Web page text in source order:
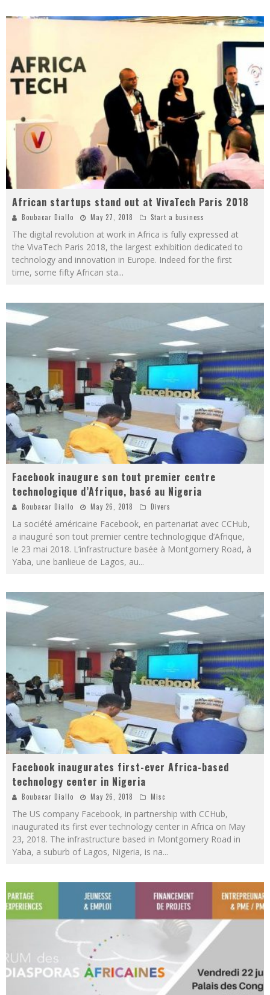
African startups stand out at VivaTech Paris 2018
Boubacar Diallo May 27, 2018 Start a business
The digital revolution at work in Africa is fully expressed at
the VivaTech Paris 2018, the largest exhibition dedicated to
technology and innovation in Europe. Indeed for the first
time, some fifty African sta...
Facebook inaugure son tout premier centre
technologique d’Afrique, basé au Nigeria
Boubacar Diallo May 26, 2018 Divers
La société américaine Facebook, en partenariat avec CCHub,
a inauguré son tout premier centre technologique d’Afrique,
le 23 mai 2018. L’infrastructure basée à Montgomery Road, à
Yaba, une banlieue de Lagos, au...
Facebook inaugurates first-ever Africa-based
technology center in Nigeria
Boubacar Diallo May 26, 2018 Misc
The US company Facebook, in partnership with CCHub,
inaugurated its first ever technology center in Africa on May
23, 2018. The infrastructure based in Montgomery Road in
Yaba, a suburb of Lagos, Nigeria, is na...